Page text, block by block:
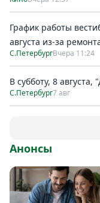
График работы
августа из-за
С.ПетербургВчера 11:24
В субботу, 8
С.Петербург7 авг
Анонсы